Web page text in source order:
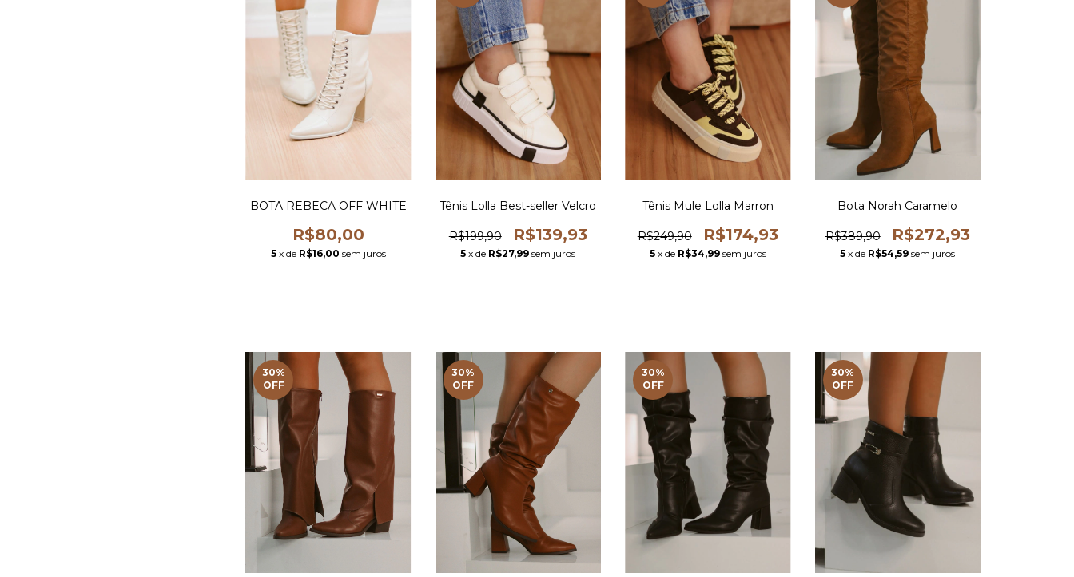
BOTA REBECA OFF WHITE
R$80,00
5 x de R$16,00 sem juros
Tênis Lolla Best-seller Velcro
R$199,90 R$139,93
5 x de R$27,99 sem juros
Tênis Mule Lolla Marron
R$249,90 R$174,93
5 x de R$34,99 sem juros
Bota Norah Caramelo
R$389,90 R$272,93
5 x de R$54,59 sem juros
30%
OFF
30%
OFF
30%
OFF
30%
OFF